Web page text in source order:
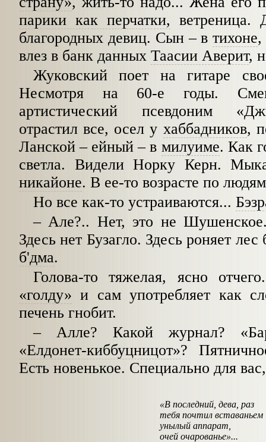
парики как перчатки,
благородных девиц. Сын–втихоне,
влез в банк данных Таасии Аверит,
Жуковский поет на гитаре
Несмотря на 60-е годы.
артистический псевдоним
отрастил все, осел у хаббадников,
Ланской–ейный–в милуиме. Как
светла. Видели Норку Керн.
никайоне. В ее-то возрасте по
Но все как-то устраиваются...
–Але?.. Нет, это не
Здесь нет Бузагло. Здесь роняет
б'дма.
Голова-то тяжелая, ясно
«голду» и сам употребляет как
печень гнобит.
–Алле? Какой журнал?
«Елдонет-киббуцницот»?
Есть новенькое. Специально для
«В последний, дева, раз
тебя почтил вставаньем
унылый аппарат,
очей очарованье»...